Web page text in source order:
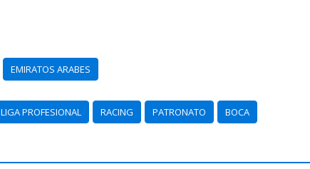
EMIRATOS ARABES
LIGA PROFESIONAL RACING PATRONATO BOCA